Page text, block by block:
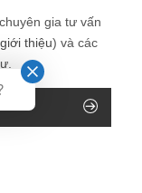
gia tư vấn
giới thiệu) và các